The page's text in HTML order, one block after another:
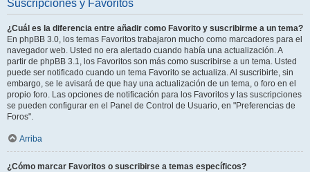
Suscripciones y Favoritos
¿Cuál es la diferencia entre añadir como Favorito y suscribirme a un tema?
En phpBB 3.0, los temas Favoritos trabajaron mucho como marcadores para el
navegador web. Usted no era alertado cuando había una actualización. A
partir de phpBB 3.1, los Favoritos son más como suscribirse a un tema. Usted
puede ser notificado cuando un tema Favorito se actualiza. Al suscribirte, sin
embargo, se le avisará de que hay una actualización de un tema, o foro en el
propio foro. Las opciones de notificación para los Favoritos y las suscripciones
se pueden configurar en el Panel de Control de Usuario, en "Preferencias de
Foros".
Arriba
¿Cómo marcar Favoritos o suscribirse a temas específicos?